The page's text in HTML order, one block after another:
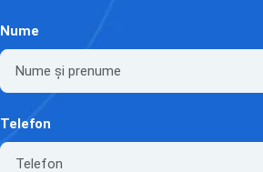
Nume
Telefon